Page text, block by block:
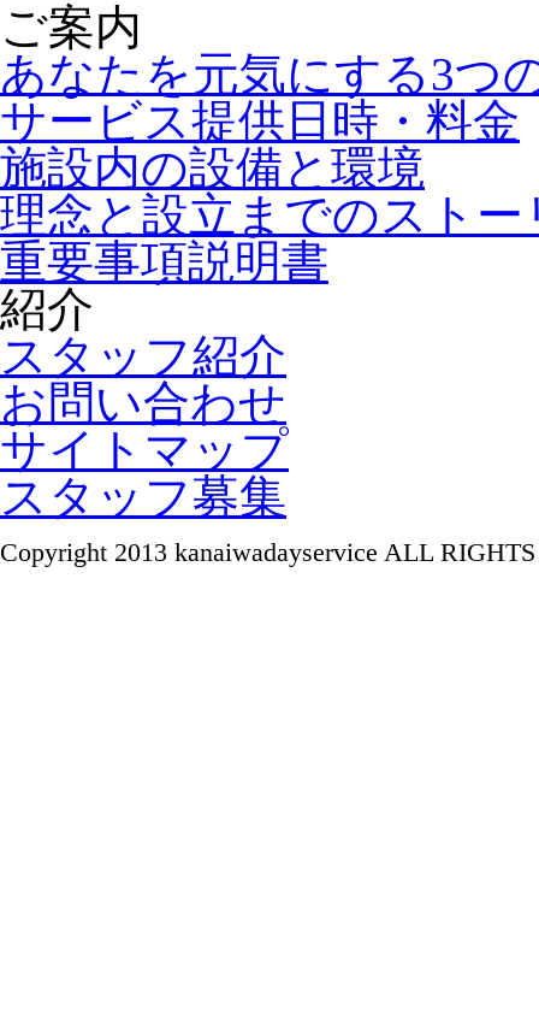
ご案内
あなたを元気にする3つ
サービス提供日時・料金
施設内の設備と環境
理念と設立までのストー
重要事項説明書
紹介
スタッフ紹介
お問い合わせ
サイトマップ
スタッフ募集
Copyright 2013 kanaiwadayservice ALL